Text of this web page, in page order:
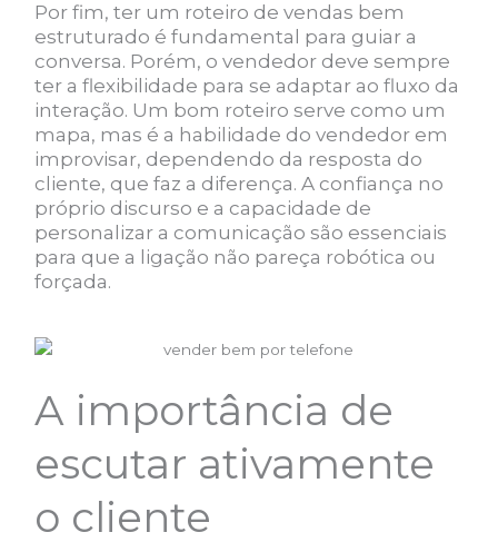
Por fim, ter um roteiro de vendas bem
estruturado é fundamental para guiar a
conversa. Porém, o vendedor deve sempre
ter a flexibilidade para se adaptar ao fluxo da
interação. Um bom roteiro serve como um
mapa, mas é a habilidade do vendedor em
improvisar, dependendo da resposta do
cliente, que faz a diferença. A confiança no
próprio discurso e a capacidade de
personalizar a comunicação são essenciais
para que a ligação não pareça robótica ou
forçada.
A importância de
escutar ativamente
o cliente